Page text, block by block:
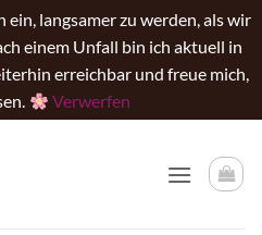
ein, langsamer zu werden, als wir
einem Unfall bin ich aktuell in
erreichbar und freue mich,
Verwerfen